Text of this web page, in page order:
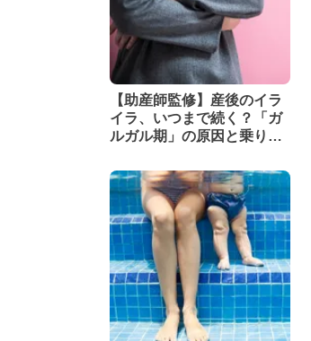
【助産師監修】産後のイラ
イラ、いつまで続く？「ガ
ルガル期」の原因と乗り越